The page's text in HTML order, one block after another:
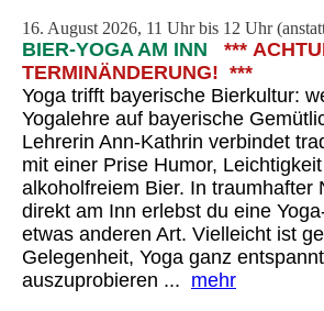
16. August 2026, 11 Uhr bis 12 Uhr
BIER-YOGA AM INN ***
TERMINÄNDERUNG! ***
Yoga trifft bayerische Bierkultur:
Yogalehre auf bayerische
Lehrerin Ann-Kathrin verbindet
mit einer Prise Humor,
alkoholfreiem Bier. In traumhafter
direkt am Inn erlebst du eine
etwas anderen Art. Vielleicht ist
Gelegenheit, Yoga ganz entspannt
auszuprobieren ... mehr